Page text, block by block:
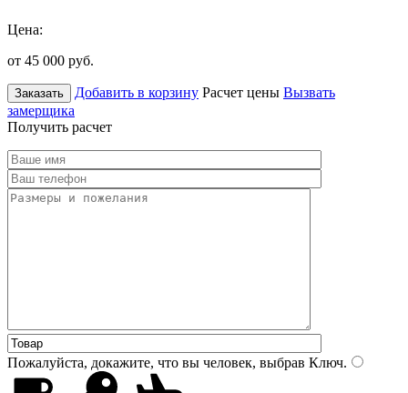
Цена:
от 45 000 руб.
Заказать Добавить в корзину Расчет цены Вызвать
замерщика
Получить расчет
Пожалуйста, докажите, что вы человек, выбрав Ключ.